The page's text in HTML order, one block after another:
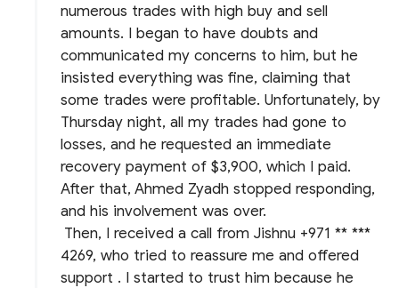
numerous trades with high buy and sell
amounts. I began to have doubts and
communicated my concerns to him, but he
insisted everything was fine, claiming that
some trades were profitable. Unfortunately, by
Thursday night, all my trades had gone to
losses, and he requested an immediate
recovery payment of $3,900, which I paid.
After that, Ahmed Zyadh stopped responding,
and his involvement was over.
Then, I received a call from Jishnu +971 ** ***
4269, who tried to reassure me and offered
support . I started to trust him because he